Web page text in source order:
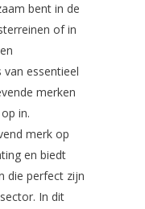
bent in de
of in
essentieel
merken
in.
merk op
en biedt
die perfect zijn
In dit